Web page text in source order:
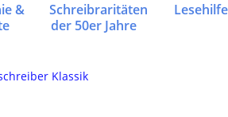
&
Schreibraritäten
der 50er Jahre
Klassik